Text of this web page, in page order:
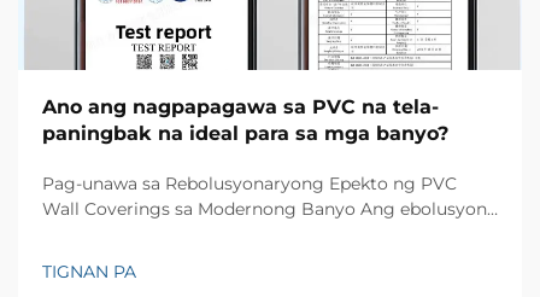
Ano ang nagpapagawa sa PVC na tela-
paningbak na ideal para sa mga banyo?
Pag-unawa sa Rebolusyonaryong Epekto ng PVC
Wall Coverings sa Modernong Banyo Ang ebolusyon
materyales na nagdulot ng malaking epekto tulad ng
TIGNAN PA